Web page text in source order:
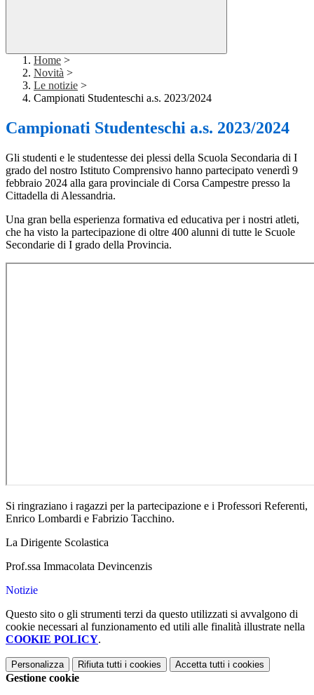
Home >
Novità >
Le notizie >
Campionati Studenteschi a.s. 2023/2024
Campionati Studenteschi a.s. 2023/2024
Gli studenti e le studentesse dei plessi della Scuola Secondaria di I
grado del nostro Istituto Comprensivo hanno partecipato venerdì 9
febbraio 2024 alla gara provinciale di Corsa Campestre presso la
Cittadella di Alessandria.
Una gran bella esperienza formativa ed educativa per i nostri atleti,
che ha visto la partecipazione di oltre 400 alunni di tutte le Scuole
Secondarie di I grado della Provincia.
Si ringraziano i ragazzi per la partecipazione e i Professori Referenti,
Enrico Lombardi e Fabrizio Tacchino.
La Dirigente Scolastica
Prof.ssa Immacolata Devincenzis
Notizie
Questo sito o gli strumenti terzi da questo utilizzati si avvalgono di
cookie necessari al funzionamento ed utili alle finalità illustrate nella
COOKIE POLICY.
Personalizza Rifiuta tutti i cookies Accetta tutti i cookies
Gestione cookie